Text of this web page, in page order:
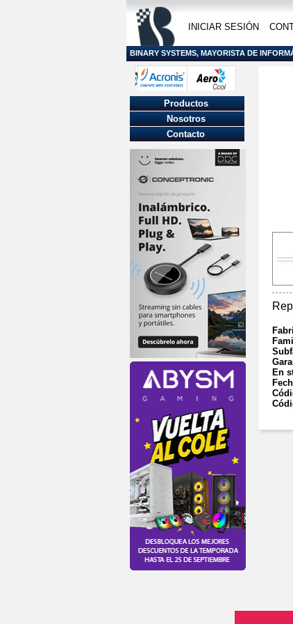
INICIAR SESIÓN
BINARY SYSTEMS, MAYORISTA DE
En
Productos
Nosotros
Contacto